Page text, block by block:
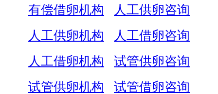
有偿借卵机构
人工供卵咨询
人工供卵机构
人工借卵咨询
人工借卵机构
试管供卵咨询
试管供卵机构
试管借卵咨询